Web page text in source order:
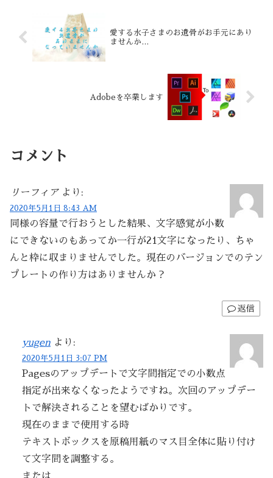
愛する水子さまのお遺骨がお手元にあり
ませんか…
Adobeを卒業します
コメント
リーフィア より:
2020年5月1日 8:43 AM
同様の容量で行おうとした結果、文字感覚が小数
にできないのもあってか一行が21文字になったり、ちゃ
んと枠に収まりませんでした。現在のバージョンでのテン
プレートの作り方はありませんか？
返信
yugen より:
2020年5月1日 3:07 PM
Pagesのアップデートで文字間指定での小数点
指定が出来なくなったようですね。次回のアップデー
トで解決されることを望むばかりです。
現在のままで使用する時
テキストボックスを原稿用紙のマス目全体に貼り付け
て文字間を調整する。